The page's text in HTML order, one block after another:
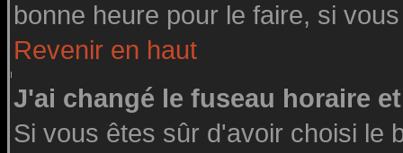
bonne heure pour le faire, si
Revenir en haut
J'ai changé le fuseau horaire
Si vous êtes sûr d'avoir choisi le